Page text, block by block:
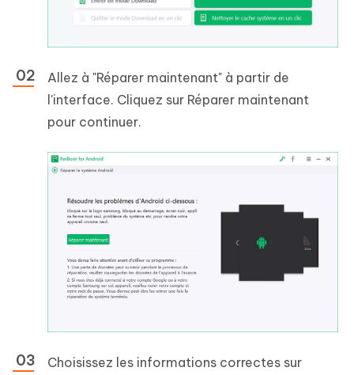
Allez à "Réparer maintenant" à partir de
l'interface. Cliquez sur Réparer maintenant
pour continuer.
Choisissez les informations correctes sur